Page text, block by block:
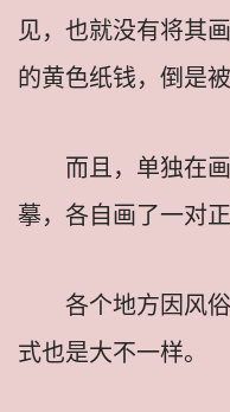
见，也就没有将其
的黄色纸钱，倒是
而且，单独在
摹，各自画了一对正
各个地方因风
式也是大不一样。